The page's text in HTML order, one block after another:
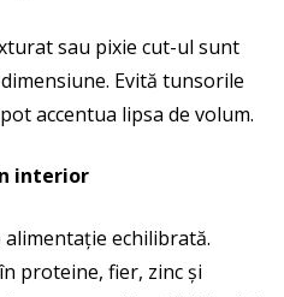
sau pixie cut-ul sunt
Evită tunsorile
accentua lipsa de volum.
interior
echilibrată.
proteine, fier, zinc și